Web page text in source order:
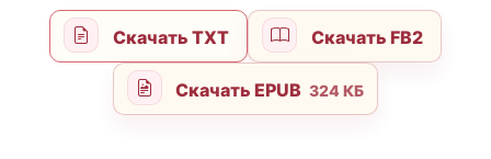
Скачать TXT Скачать FB2
Скачать EPUB 324 КБ